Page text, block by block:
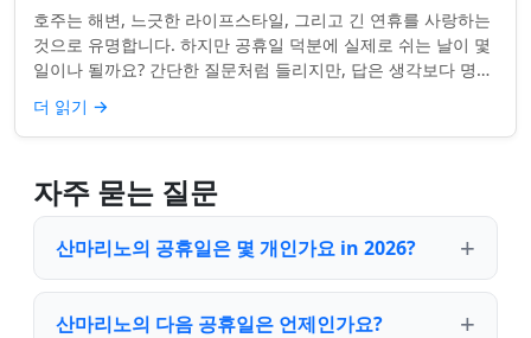
호주는 해변, 느긋한 라이프스타일, 그리고 긴 연휴를 사랑하는
것으로 유명합니다. 하지만 공휴일 덕분에 실제로 쉬는 날이 몇
일이나 될까요? 간단한 질문처럼 들리지만, 답은 생각보다 명확
하지 않을 수 있습니다. 거주...
더 읽기 →
자주 묻는 질문
산마리노의 공휴일은 몇 개인가요 in 2026?
산마리노의 다음 공휴일은 언제인가요?